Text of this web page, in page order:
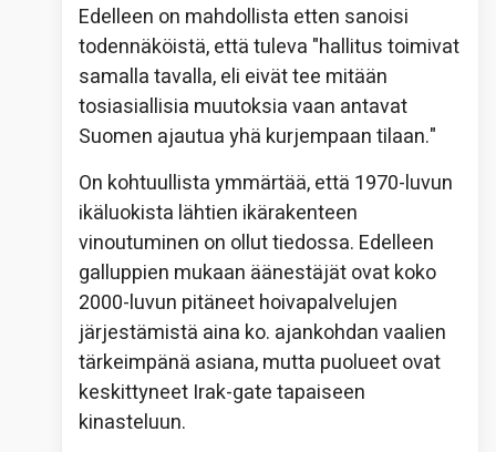
Edelleen on mahdollista etten sanoisi
todennäköistä, että tuleva "hallitus toimivat
samalla tavalla, eli eivät tee mitään
tosiasiallisia muutoksia vaan antavat
Suomen ajautua yhä kurjempaan tilaan."
On kohtuullista ymmärtää, että 1970-luvun
ikäluokista lähtien ikärakenteen
vinoutuminen on ollut tiedossa. Edelleen
galluppien mukaan äänestäjät ovat koko
2000-luvun pitäneet hoivapalvelujen
järjestämistä aina ko. ajankohdan vaalien
tärkeimpänä asiana, mutta puolueet ovat
keskittyneet Irak-gate tapaiseen
kinasteluun.